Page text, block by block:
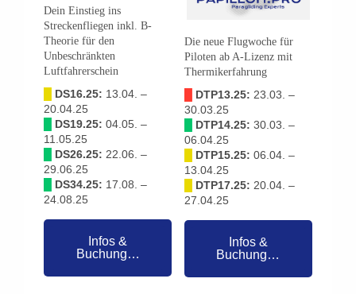
Dein Einstieg ins
Streckenfliegen inkl. B-
Theorie für den
Unbeschränkten
Luftfahrerschein
DS16.25: 13.04. –
20.04.25
DS19.25: 04.05. –
11.05.25
DS26.25: 22.06. –
29.06.25
DS34.25: 17.08. –
24.08.25
Infos &
Buchung…
Die neue Flugwoche für
Piloten ab A-Lizenz mit
Thermikerfahrung
DTP13.25: 23.03. –
30.03.25
DTP14.25: 30.03. –
06.04.25
DTP15.25: 06.04. –
13.04.25
DTP17.25: 20.04. –
27.04.25
Infos &
Buchung…